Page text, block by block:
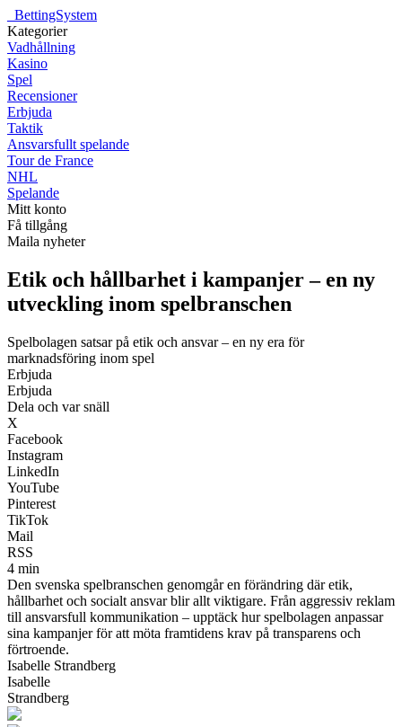
BettingSystem
Kategorier
Vadhållning
Kasino
Spel
Recensioner
Erbjuda
Taktik
Ansvarsfullt spelande
Tour de France
NHL
Spelande
Mitt konto
Få tillgång
Maila nyheter
Etik och hållbarhet i kampanjer – en ny
utveckling inom spelbranschen
Spelbolagen satsar på etik och ansvar – en ny era för
marknadsföring inom spel
Erbjuda
Erbjuda
Dela och var snäll
X
Facebook
Instagram
LinkedIn
YouTube
Pinterest
TikTok
Mail
RSS
4 min
Den svenska spelbranschen genomgår en förändring där etik,
hållbarhet och socialt ansvar blir allt viktigare. Från aggressiv reklam
till ansvarsfull kommunikation – upptäck hur spelbolagen anpassar
sina kampanjer för att möta framtidens krav på transparens och
förtroende.
Isabelle Strandberg
Isabelle
Strandberg